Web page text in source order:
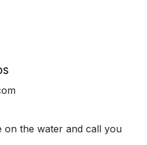
on the water and call you